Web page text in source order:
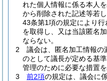
れた個人情報に係る本人
から削除された記述等若
43条第1項の規定により
を取得し、又は当該匿名
ならない。
2
議会は、匿名加工情報の
のとして議長が定める基
管理のために必要な措置
3
前2項の規定は、議会に